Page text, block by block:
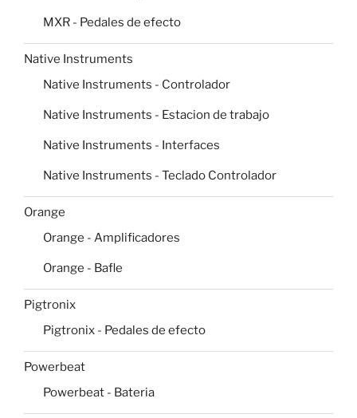
MXR - Pedales de efecto
Native Instruments
Native Instruments - Controlador
Native Instruments - Estacion de trabajo
Native Instruments - Interfaces
Native Instruments - Teclado Controlador
Orange
Orange - Amplificadores
Orange - Bafle
Pigtronix
Pigtronix - Pedales de efecto
Powerbeat
Powerbeat - Bateria